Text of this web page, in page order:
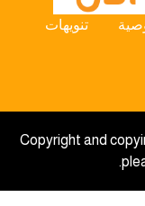
تنويهات
Copyright and